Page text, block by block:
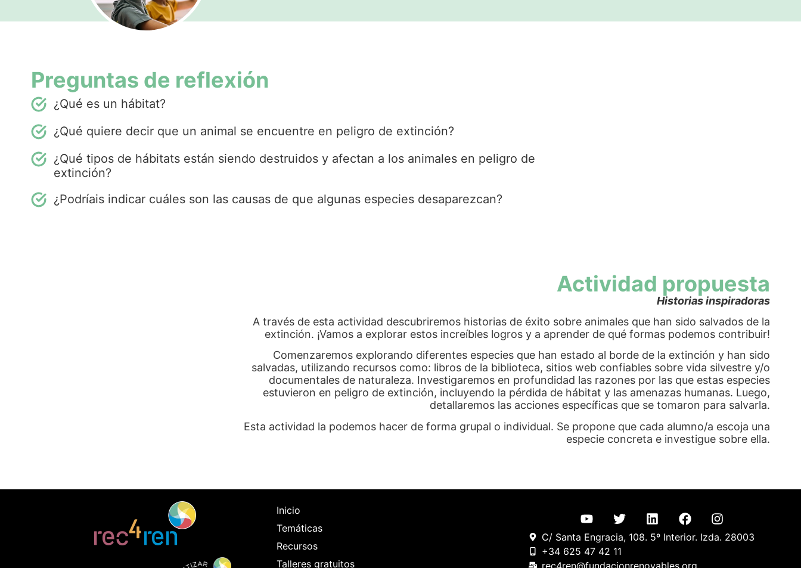
Preguntas de reflexión
¿Qué es un hábitat?
¿Qué quiere decir que un animal se encuentre en peligro de extinción?
¿Qué tipos de hábitats están siendo destruidos y afectan a los animales en peligro de
extinción?
¿Podríais indicar cuáles son las causas de que algunas especies desaparezcan?
Actividad propuesta
Historias inspiradoras
A través de esta actividad descubriremos historias de éxito sobre animales que han sido salvados de la
extinción. ¡Vamos a explorar estos increíbles logros y a aprender de qué formas podemos contribuir!
Comenzaremos explorando diferentes especies que han estado al borde de la extinción y han sido
salvadas, utilizando recursos como: libros de la biblioteca, sitios web confiables sobre vida silvestre y/o
documentales de naturaleza. Investigaremos en profundidad las razones por las que estas especies
estuvieron en peligro de extinción, incluyendo la pérdida de hábitat y las amenazas humanas. Luego,
detallaremos las acciones específicas que se tomaron para salvarla.
Esta actividad la podemos hacer de forma grupal o individual. Se propone que cada alumno/a escoja una
especie concreta e investigue sobre ella.
Inicio
Temáticas
Recursos
Talleres gratuitos
C/ Santa Engracia, 108. 5º Interior. Izda. 28003
+34 625 47 42 11
rec4ren@fundacionrenovables.org